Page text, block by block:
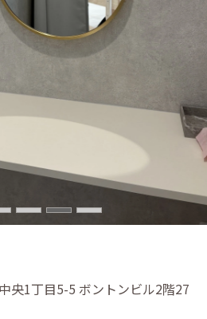
央1丁目5-5 ボントンビル2階27